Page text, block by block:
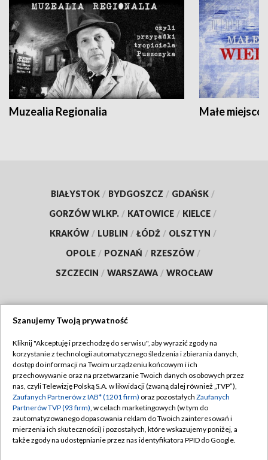
Muzealia Regionalia Małe
BIAŁYSTOK / BYDGOSZCZ / GDAŃSK /
GORZÓW WLKP. / KATOWICE / KIELCE /
KRAKÓW / LUBLIN / ŁÓDŹ / OLSZTYN /
OPOLE / POZNAŃ / RZESZÓW /
SZCZECIN / WARSZAWA / WROCŁAW
TVP
Abonament TVP
Emisja w TVP
Centrum informacji TVP
Naziemna Telewizja Cyfrowa
Regulamin TVP
Polityka prywatności
Moje zgody
Pomoc
Szanujemy Twoją prywatność
Kliknij "Akceptuję i przechodzę do serwisu", aby wyrazić zgody na
korzystanie z technologii automatycznego śledzenia i zbierania danych,
dostęp do informacji na Twoim urządzeniu końcowym i ich
przechowywanie oraz na przetwarzanie Twoich danych osobowych przez
nas, czyli Telewizję Polską S.A. w likwidacji (zwaną dalej również „TVP”),
Zaufanych Partnerów z IAB* (1201 firm) oraz pozostałych Zaufanych
Partnerów TVP (93 firm), w celach marketingowych (w tym do
zautomatyzowanego dopasowania reklam do Twoich zainteresowań i
mierzenia ich skuteczności) i pozostałych, które wskazujemy poniżej, a
także zgody na udostępnianie przez nas identyfikatora PPID do Google.